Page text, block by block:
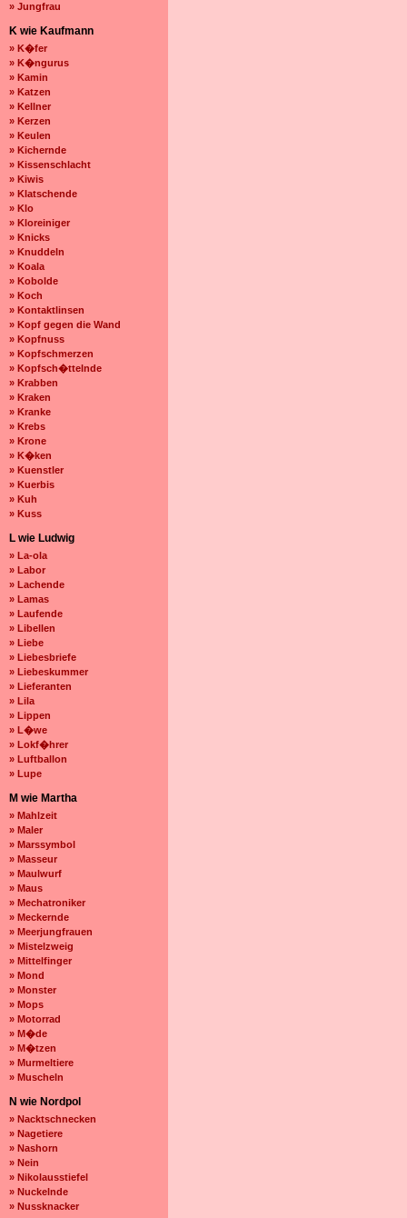
» Jungfrau
K wie Kaufmann
» K�fer
» K�ngurus
» Kamin
» Katzen
» Kellner
» Kerzen
» Keulen
» Kichernde
» Kissenschlacht
» Kiwis
» Klatschende
» Klo
» Kloreiniger
» Knicks
» Knuddeln
» Koala
» Kobolde
» Koch
» Kontaktlinsen
» Kopf gegen die Wand
» Kopfnuss
» Kopfschmerzen
» Kopfsch�ttelnde
» Krabben
» Kraken
» Kranke
» Krebs
» Krone
» K�ken
» Kuenstler
» Kuerbis
» Kuh
» Kuss
L wie Ludwig
» La-ola
» Labor
» Lachende
» Lamas
» Laufende
» Libellen
» Liebe
» Liebesbriefe
» Liebeskummer
» Lieferanten
» Lila
» Lippen
» L�we
» Lokf�hrer
» Luftballon
» Lupe
M wie Martha
» Mahlzeit
» Maler
» Marssymbol
» Masseur
» Maulwurf
» Maus
» Mechatroniker
» Meckernde
» Meerjungfrauen
» Mistelzweig
» Mittelfinger
» Mond
» Monster
» Mops
» Motorrad
» M�de
» M�tzen
» Murmeltiere
» Muscheln
N wie Nordpol
» Nacktschnecken
» Nagetiere
» Nashorn
» Nein
» Nikolausstiefel
» Nuckelnde
» Nussknacker